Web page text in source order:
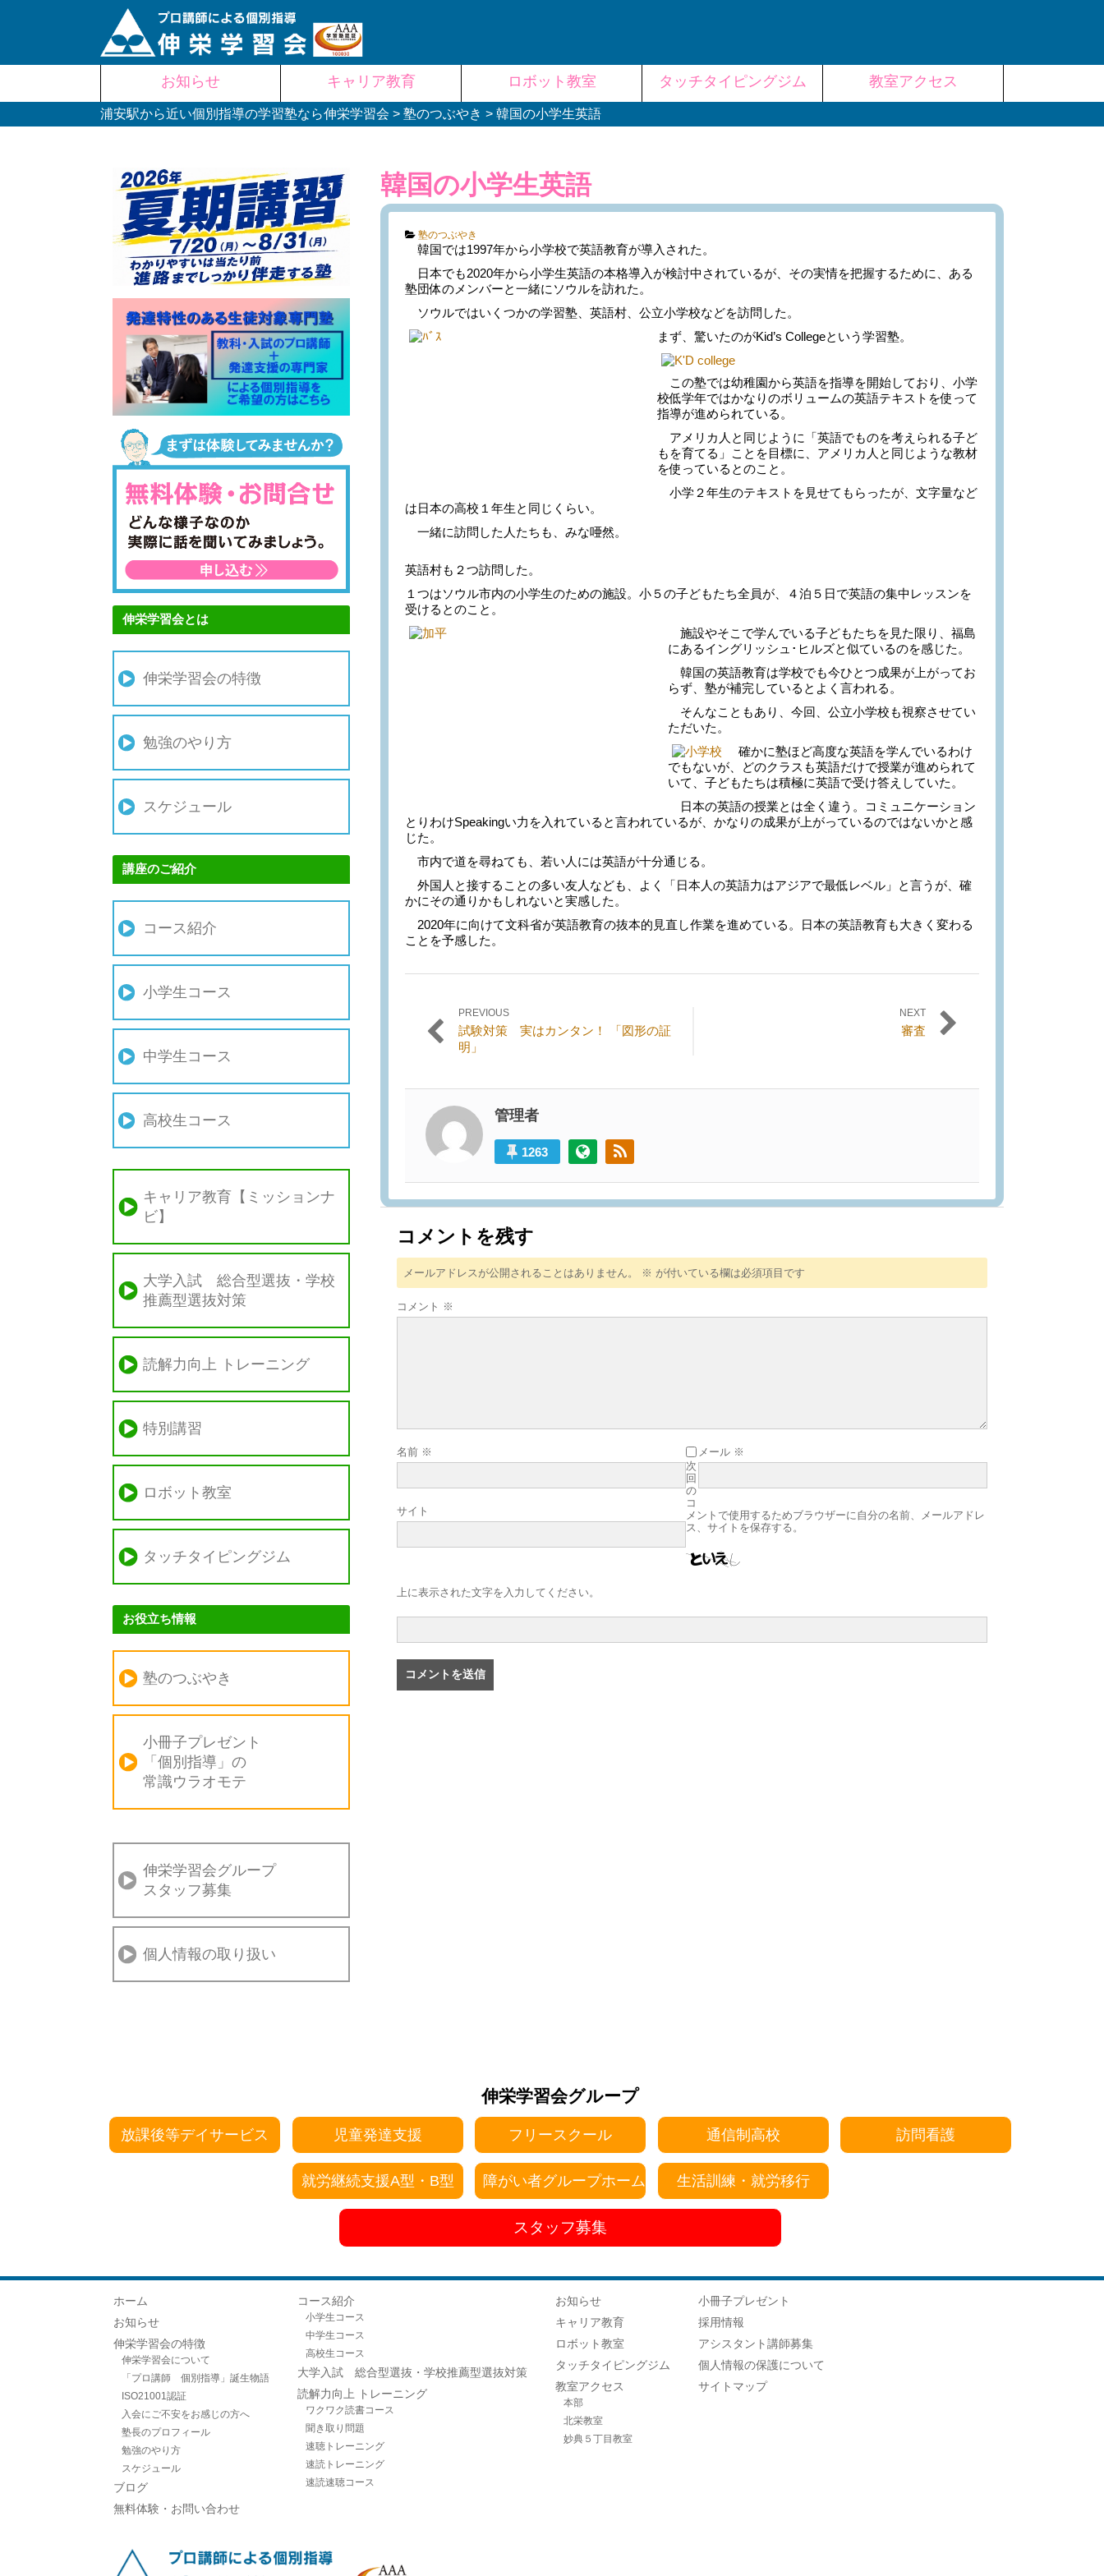
content
お知らせ キャリア教育 ロボット教室 タッチタイピングジム 教室アクセス
浦安駅から近い個別指導の学習塾なら伸栄学習会 > 塾のつぶやき > 韓国の小学生英語
韓国の小学生英語
Categories:
塾のつぶやき
韓国では1997年から小学校で英語教育が導入された。
日本でも2020年から小学生英語の本格導入が検討中されているが、その実情を把握するために、ある
塾団体のメンバーと一緒にソウルを訪れた。
ソウルではいくつかの学習塾、英語村、公立小学校などを訪問した。
まず、驚いたのがKid’s Collegeという学習塾。
この塾では幼稚園から英語を指導を開始しており、小学
校低学年ではかなりのボリュームの英語テキストを使って
指導が進められている。
アメリカ人と同じように「英語でものを考えられる子ど
もを育てる」ことを目標に、アメリカ人と同じような教材
を使っているとのこと。
小学２年生のテキストを見せてもらったが、文字量など
は日本の高校１年生と同じくらい。
一緒に訪問した人たちも、みな唖然。
英語村も２つ訪問した。
１つはソウル市内の小学生のための施設。小５の子どもたち全員が、４泊５日で英語の集中レッスンを
受けるとのこと。
施設やそこで学んでいる子どもたちを見た限り、福島
にあるイングリッシュ･ヒルズと似ているのを感じた。
韓国の英語教育は学校でも今ひとつ成果が上がってお
らず、塾が補完しているとよく言われる。
そんなこともあり、今回、公立小学校も視察させてい
ただいた。
確かに塾ほど高度な英語を学んでいるわけ
でもないが、どのクラスも英語だけで授業が進められて
いて、子どもたちは積極に英語で受け答えしていた。
日本の英語の授業とは全く違う。コミュニケーション
とりわけSpeakingい力を入れていると言われているが、かなりの成果が上がっているのではないかと感
じた。
市内で道を尋ねても、若い人には英語が十分通じる。
外国人と接することの多い友人なども、よく「日本人の英語力はアジアで最低レベル」と言うが、確
かにその通りかもしれないと実感した。
2020年に向けて文科省が英語教育の抜本的見直し作業を進めている。日本の英語教育も大きく変わる
ことを予感した。
投稿ナビゲーション
PREVIOUS
Previous
post:
試験対策 実はカンタン！ 「図形の証
明」
NEXT
審査
管理者
1263
コメントを残す
メールアドレスが公開されることはありません。 ※ が付いている欄は必須項目です
コメント ※
名前 ※ メール ※
サイト
次
回
の
コ
メントで使用するためブラウザーに自分の名前、メールアドレ
ス、サイトを保存する。
上に表示された文字を入力してください。
伸栄学習会とは
伸栄学習会の特徴
勉強のやり方
スケジュール
講座のご紹介
コース紹介
小学生コース
中学生コース
高校生コース
キャリア教育【ミッションナ
ビ】
大学入試 総合型選抜・学校
推薦型選抜対策
読解力向上 トレーニング
特別講習
ロボット教室
タッチタイピングジム
お役立ち情報
塾のつぶやき
小冊子プレゼント
「個別指導」の
常識ウラオモテ
伸栄学習会グループ
スタッフ募集
個人情報の取り扱い
伸栄学習会グループ
放課後等デイサービス 児童発達支援 フリースクール 通信制高校 訪問看護
就労継続支援A型・B型 障がい者グループホーム 生活訓練・就労移行
スタッフ募集
ホーム
お知らせ
伸栄学習会の特徴
伸栄学習会について
「プロ講師 個別指導」誕生物語
ISO21001認証
入会にご不安をお感じの方へ
塾長のプロフィール
勉強のやり方
スケジュール
ブログ
無料体験・お問い合わせ
コース紹介
小学生コース
中学生コース
高校生コース
大学入試 総合型選抜・学校推薦型選抜対策
読解力向上 トレーニング
ワクワク読書コース
聞き取り問題
速聴トレーニング
速読トレーニング
速読速聴コース
お知らせ
キャリア教育
ロボット教室
タッチタイピングジム
教室アクセス
本部
北栄教室
妙典５丁目教室
小冊子プレゼント
採用情報
アシスタント講師募集
個人情報の保護について
サイトマップ